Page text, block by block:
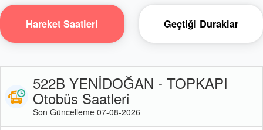
Hareket Saatleri Geçtiği Duraklar
522B YENİDOĞAN - TOPKAPI
Otobüs Saatleri
Son Güncelleme 07-08-2026